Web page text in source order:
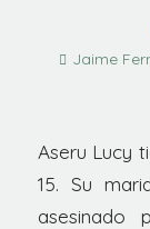
Jaime
Aseru Lucy
15. Su
asesinado